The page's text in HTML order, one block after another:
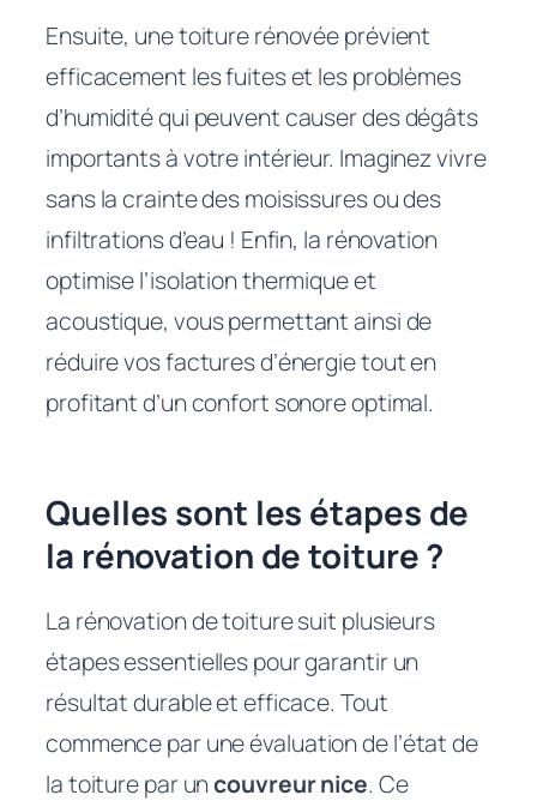
Ensuite, une toiture rénovée prévient
efficacement les fuites et les problèmes
d’humidité qui peuvent causer des dégâts
importants à votre intérieur. Imaginez vivre
sans la crainte des moisissures ou des
infiltrations d’eau ! Enfin, la rénovation
optimise l’isolation thermique et
acoustique, vous permettant ainsi de
réduire vos factures d’énergie tout en
profitant d’un confort sonore optimal.
Quelles sont les étapes de
la rénovation de toiture ?
La rénovation de toiture suit plusieurs
étapes essentielles pour garantir un
résultat durable et efficace. Tout
commence par une évaluation de l’état de
la toiture par uncouvreur nice. Ce